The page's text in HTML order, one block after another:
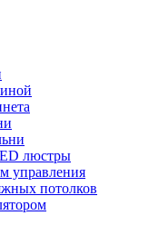
люстры
управления
потолков